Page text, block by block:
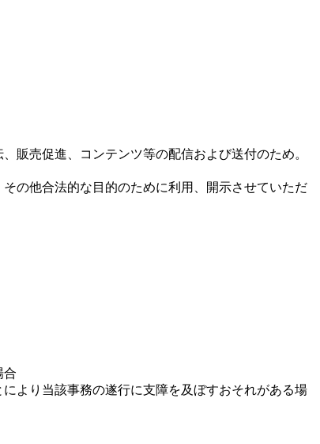
販売促進、コンテンツ等の配信および送付のため。
の他合法的な目的のために利用、開示させていただ
合
より当該事務の遂行に支障を及ぼすおそれがある場